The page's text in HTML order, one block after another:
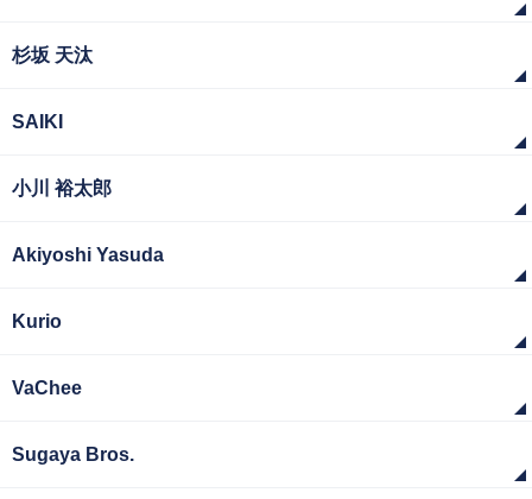
杉坂 天汰
SAIKI
小川 裕太郎
Akiyoshi Yasuda
Kurio
VaChee
Sugaya Bros.